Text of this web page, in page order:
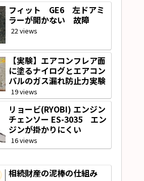
フィット GE6 左ドアミ
ラーが開かない 故障
22 views
【実験】エアコンフレア面
に塗るナイログとエアコン
パルのガス漏れ防止力実験
19 views
リョービ(RYOBI) エンジン
チェンソー ES-3035 エン
ジンが掛かりにくい
16 views
相続財産の泥棒の仕組み